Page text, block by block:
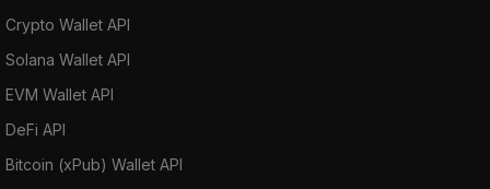
Crypto Wallet API
Solana Wallet API
EVM Wallet API
DeFi API
Bitcoin (xPub) Wallet API